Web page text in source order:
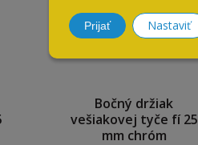
Prijať Nastaviť
Bočný držiak
vešiakovej tyče fí 25
mm chróm